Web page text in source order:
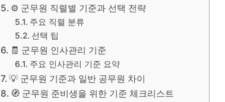
⚙️ 군무원 직렬별 기준과 선택 전략
주요 직렬 분류
선택 팁
🧾 군무원 인사관리 기준
주요 인사관리 기준 요약
💡 군무원 기준과 일반 공무원 차이
🧭 군무원 준비생을 위한 기준 체크리스트